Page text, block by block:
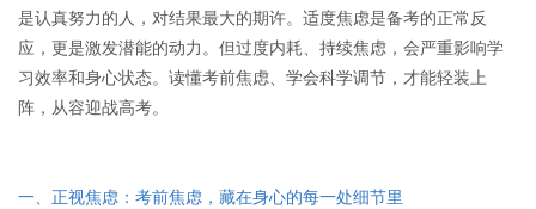
是认真努力的人，对结果最大的期许。 适度焦虑是备考的正常反
应，更是激发潜能的动力。但过度内耗、持续焦虑，会严重影响学
习效率和身心状态。读懂考前焦虑、学会科学调节，才能轻装上
阵，从容迎战高考。
一、正视焦虑：考前焦虑，藏在身心的每一处细节里